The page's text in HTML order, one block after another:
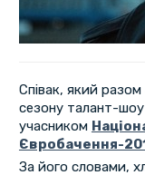
Співак, який
сезону талант-
учасником
Євробачення-
За його словами,